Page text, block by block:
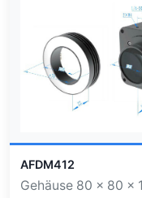
AFDM412
Gehäuse 80 × 80 ×